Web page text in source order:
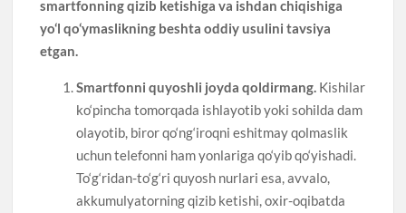
smartfonning qizib ketishiga va ishdan chiqishiga
yo‘l qo‘ymaslikning beshta oddiy usulini tavsiya
etgan.
Smartfonni quyoshli joyda qoldirmang. Kishilar
ko‘pincha tomorqada ishlayotib yoki sohilda dam
olayotib, biror qo‘ng‘iroqni eshitmay qolmaslik
uchun telefonni ham yonlariga qo‘yib qo‘yishadi.
To‘g‘ridan-to‘g‘ri quyosh nurlari esa, avvalo,
akkumulyatorning qizib ketishi, oxir-oqibatda